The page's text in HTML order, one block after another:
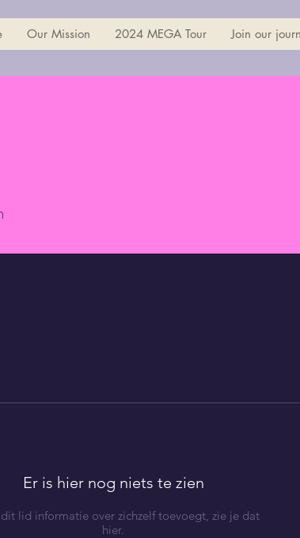
Our Mission 2024 MEGA Tour Join our
Er is hier nog niets te zien
lid informatie over zichzelf toevoegt, zie je dat
hier.